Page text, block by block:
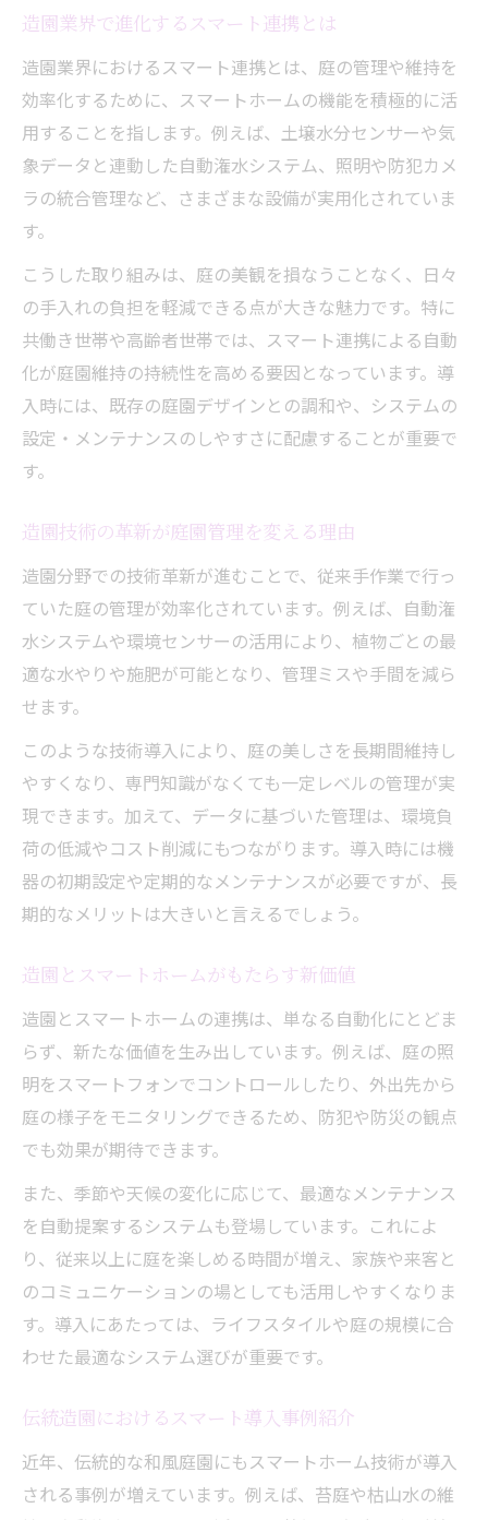
造園とスマート連携で美しい庭園を長持ち
最新造園技術とスマート管理の相乗効果
造園師が実践する庭園維持のスマート法
季節ごとの造園管理をスマートに最適化
造園の視点で見る最新庭園管理トレンド
自宅の造園をスマートに楽しむ秘訣
自宅で実践できる造園とスマート活用術
造園師おすすめの家庭向けスマート連携
スマート管理で造園の手入れをラクにする
造園と日常生活を繋ぐ便利な工夫とは
スマート技術が叶える快適な庭空間
造園の美しさを保つスマート管理の活用例
快適な庭づくりに役立つ造園技術の工夫
スマート化で広がる造園の新しい可能性
造園業界で進化するスマート連携とは
造園業界におけるスマート連携とは、庭の管理や維持を
効率化するために、スマートホームの機能を積極的に活
用することを指します。例えば、土壌水分センサーや気
象データと連動した自動潅水システム、照明や防犯カメ
ラの統合管理など、さまざまな設備が実用化されていま
す。
こうした取り組みは、庭の美観を損なうことなく、日々
の手入れの負担を軽減できる点が大きな魅力です。特に
共働き世帯や高齢者世帯では、スマート連携による自動
化が庭園維持の持続性を高める要因となっています。導
入時には、既存の庭園デザインとの調和や、システムの
設定・メンテナンスのしやすさに配慮することが重要で
す。
造園技術の革新が庭園管理を変える理由
造園分野での技術革新が進むことで、従来手作業で行っ
ていた庭の管理が効率化されています。例えば、自動潅
水システムや環境センサーの活用により、植物ごとの最
適な水やりや施肥が可能となり、管理ミスや手間を減ら
せます。
このような技術導入により、庭の美しさを長期間維持し
やすくなり、専門知識がなくても一定レベルの管理が実
現できます。加えて、データに基づいた管理は、環境負
荷の低減やコスト削減にもつながります。導入時には機
器の初期設定や定期的なメンテナンスが必要ですが、長
期的なメリットは大きいと言えるでしょう。
造園とスマートホームがもたらす新価値
造園とスマートホームの連携は、単なる自動化にとどま
らず、新たな価値を生み出しています。例えば、庭の照
明をスマートフォンでコントロールしたり、外出先から
庭の様子をモニタリングできるため、防犯や防災の観点
でも効果が期待できます。
また、季節や天候の変化に応じて、最適なメンテナンス
を自動提案するシステムも登場しています。これによ
り、従来以上に庭を楽しめる時間が増え、家族や来客と
のコミュニケーションの場としても活用しやすくなりま
す。導入にあたっては、ライフスタイルや庭の規模に合
わせた最適なシステム選びが重要です。
伝統造園におけるスマート導入事例紹介
近年、伝統的な和風庭園にもスマートホーム技術が導入
される事例が増えています。例えば、苔庭や枯山水の維